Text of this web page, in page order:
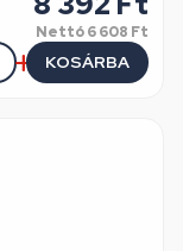
Nettó6 608 Ft
KOSÁRBA